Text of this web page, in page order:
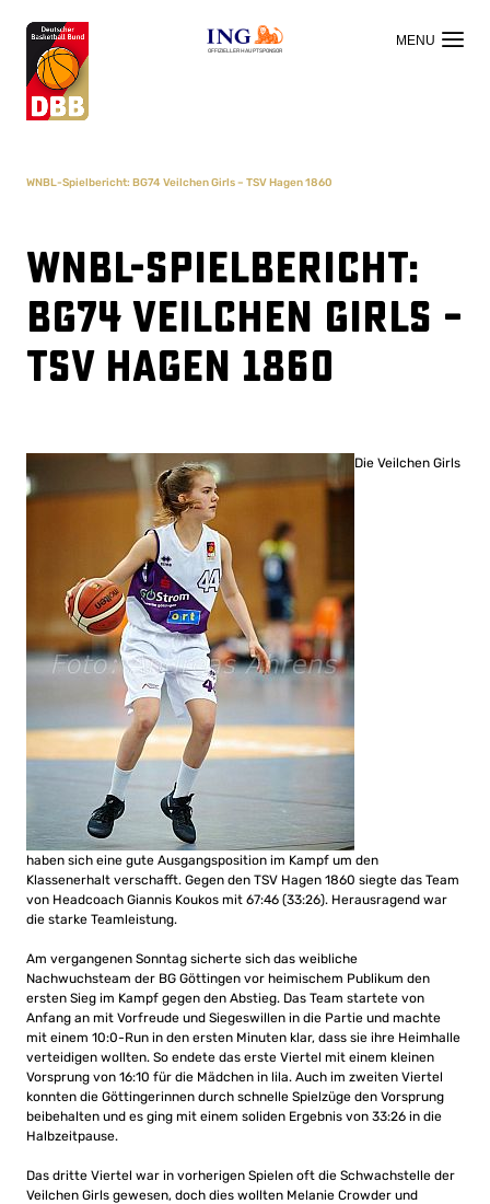
OFFIZIELLER HAUPTSPONSOR
WNBL-Spielbericht: BG74 Veilchen Girls – TSV Hagen 1860
WNBL-Spielbericht:
BG74 Veilchen Girls –
TSV Hagen 1860
Die Veilchen Girls
haben sich eine gute Ausgangsposition im Kampf um den
Klassenerhalt verschafft. Gegen den TSV Hagen 1860 siegte das Team
von Headcoach Giannis Koukos mit 67:46 (33:26). Herausragend war
die starke Teamleistung.
Am vergangenen Sonntag sicherte sich das weibliche
Nachwuchsteam der BG Göttingen vor heimischem Publikum den
ersten Sieg im Kampf gegen den Abstieg. Das Team startete von
Anfang an mit Vorfreude und Siegeswillen in die Partie und machte
mit einem 10:0-Run in den ersten Minuten klar, dass sie ihre Heimhalle
verteidigen wollten. So endete das erste Viertel mit einem kleinen
Vorsprung von 16:10 für die Mädchen in lila. Auch im zweiten Viertel
konnten die Göttingerinnen durch schnelle Spielzüge den Vorsprung
beibehalten und es ging mit einem soliden Ergebnis von 33:26 in die
Halbzeitpause.
Das dritte Viertel war in vorherigen Spielen oft die Schwachstelle der
Veilchen Girls gewesen, doch dies wollten Melanie Crowder und